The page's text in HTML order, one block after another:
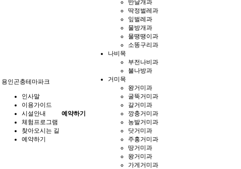
용인곤충테마파크
인사말
이용가이드
시설안내
체험프로그램
찾아오시는 길
예약하기
예약하기
반날개과
딱정벌레과
잎벌레과
물방개과
물땡땡이과
소똥구리과
나비목
부전나비과
불나방과
거미목
왕거미과
굴뚝거미과
갈거미과
깡충거미과
농발거미과
닷거미과
주홍거미과
땅거미과
왕거미과
가게거미과